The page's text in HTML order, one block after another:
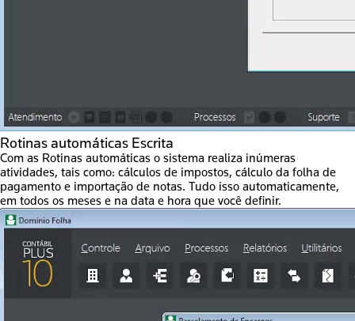
Rotinas automáticas Escrita
Com as Rotinas automáticas o sistema realiza inúmeras
atividades, tais como: cálculos de impostos, cálculo da folha de
pagamento e importação de notas. Tudo isso automaticamente,
em todos os meses e na data e hora que você definir.